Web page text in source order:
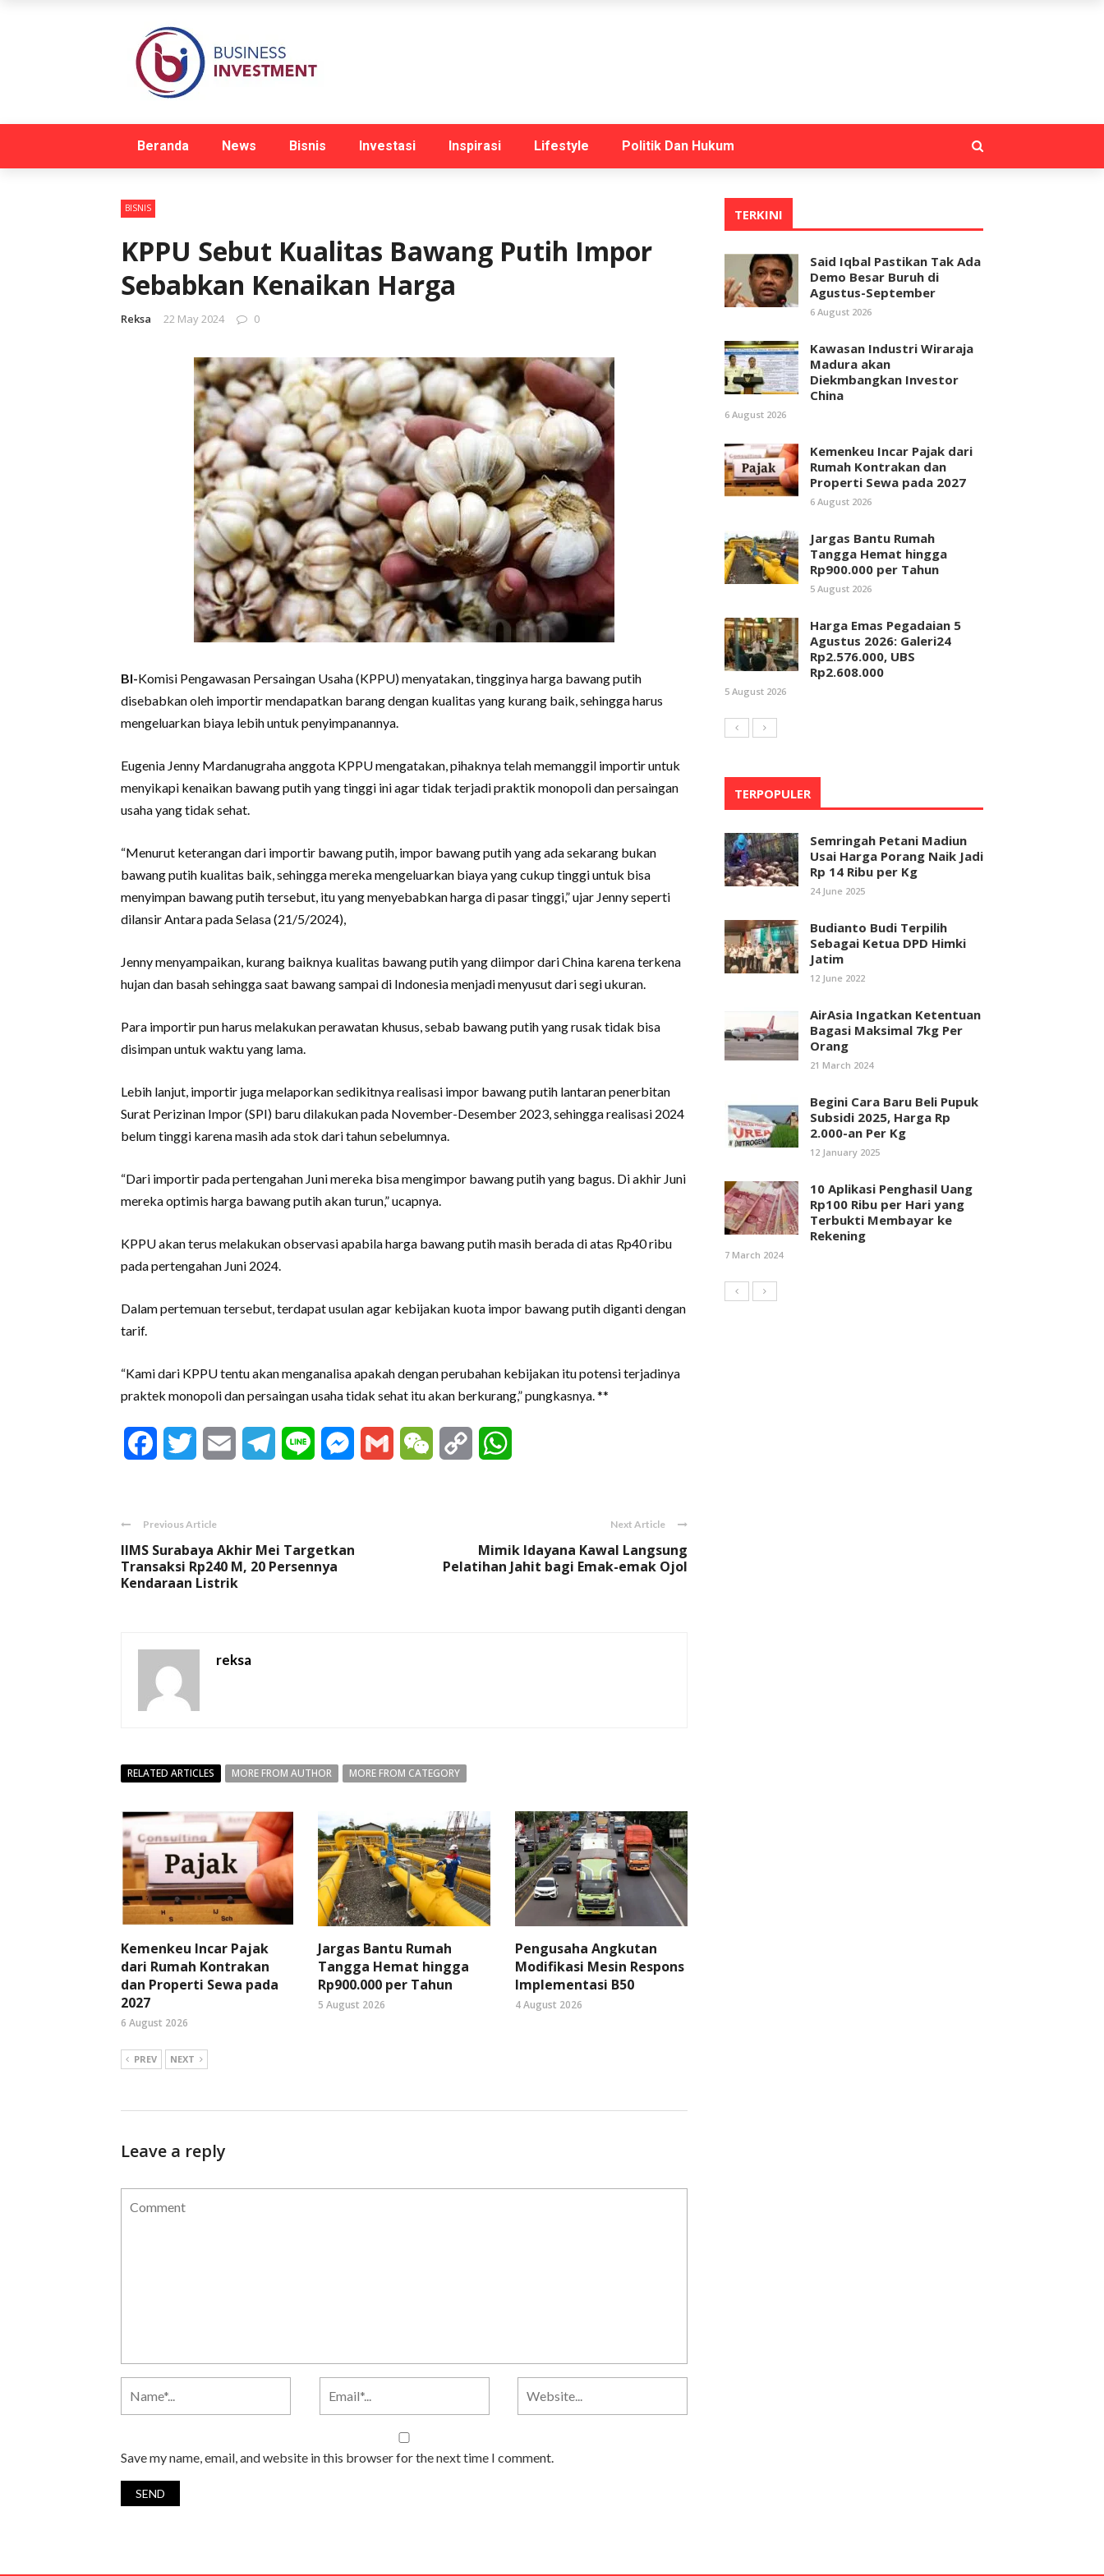
Beranda News Bisnis Investasi Inspirasi Lifestyle Politik Dan Hukum
BISNIS
KPPU Sebut Kualitas Bawang Putih Impor
Sebabkan Kenaikan Harga
Reksa 22 May 2024 0
BI-Komisi Pengawasan Persaingan Usaha (KPPU) menyatakan, tingginya harga bawang putih
disebabkan oleh importir mendapatkan barang dengan kualitas yang kurang baik, sehingga harus
mengeluarkan biaya lebih untuk penyimpanannya.
Eugenia Jenny Mardanugraha anggota KPPU mengatakan, pihaknya telah memanggil importir untuk
menyikapi kenaikan bawang putih yang tinggi ini agar tidak terjadi praktik monopoli dan persaingan
usaha yang tidak sehat.
“Menurut keterangan dari importir bawang putih, impor bawang putih yang ada sekarang bukan
bawang putih kualitas baik, sehingga mereka mengeluarkan biaya yang cukup tinggi untuk bisa
menyimpan bawang putih tersebut, itu yang menyebabkan harga di pasar tinggi,” ujar Jenny seperti
dilansir Antara pada Selasa (21/5/2024),
Jenny menyampaikan, kurang baiknya kualitas bawang putih yang diimpor dari China karena terkena
hujan dan basah sehingga saat bawang sampai di Indonesia menjadi menyusut dari segi ukuran.
Para importir pun harus melakukan perawatan khusus, sebab bawang putih yang rusak tidak bisa
disimpan untuk waktu yang lama.
Lebih lanjut, importir juga melaporkan sedikitnya realisasi impor bawang putih lantaran penerbitan
Surat Perizinan Impor (SPI) baru dilakukan pada November-Desember 2023, sehingga realisasi 2024
belum tinggi karena masih ada stok dari tahun sebelumnya.
“Dari importir pada pertengahan Juni mereka bisa mengimpor bawang putih yang bagus. Di akhir Juni
mereka optimis harga bawang putih akan turun,” ucapnya.
KPPU akan terus melakukan observasi apabila harga bawang putih masih berada di atas Rp40 ribu
pada pertengahan Juni 2024.
Dalam pertemuan tersebut, terdapat usulan agar kebijakan kuota impor bawang putih diganti dengan
tarif.
“Kami dari KPPU tentu akan menganalisa apakah dengan perubahan kebijakan itu potensi terjadinya
praktek monopoli dan persaingan usaha tidak sehat itu akan berkurang,” pungkasnya. **
FacebookTwitter Email Telegram
Line Messenger
Gmail WeChat Copy
Previous Article
IIMS Surabaya Akhir Mei Targetkan
Transaksi Rp240 M, 20 Persennya
Kendaraan Listrik
Next Article
Mimik Idayana Kawal Langsung
Pelatihan Jahit bagi Emak-emak Ojol
reksa
RELATED ARTICLES MORE FROM AUTHOR MORE FROM CATEGORY
Kemenkeu Incar Pajak
dari Rumah Kontrakan
dan Properti Sewa pada
2027
6 August 2026
Jargas Bantu Rumah
Tangga Hemat hingga
Rp900.000 per Tahun
5 August 2026
Pengusaha Angkutan
Modifikasi Mesin Respons
Implementasi B50
4 August 2026
PREV NEXT
Leave a reply
Save my name, email, and website in this browser for the next time I comment.
TERKINI
Said Iqbal Pastikan Tak Ada
Demo Besar Buruh di
Agustus-September
6 August 2026
Kawasan Industri Wiraraja
Madura akan
Diekmbangkan Investor
China
6 August 2026
Kemenkeu Incar Pajak dari
Rumah Kontrakan dan
Properti Sewa pada 2027
6 August 2026
Jargas Bantu Rumah
Tangga Hemat hingga
Rp900.000 per Tahun
5 August 2026
Harga Emas Pegadaian 5
Agustus 2026: Galeri24
Rp2.576.000, UBS
Rp2.608.000
5 August 2026
TERPOPULER
Semringah Petani Madiun
Usai Harga Porang Naik Jadi
Rp 14 Ribu per Kg
24 June 2025
Budianto Budi Terpilih
Sebagai Ketua DPD Himki
Jatim
12 June 2022
AirAsia Ingatkan Ketentuan
Bagasi Maksimal 7kg Per
Orang
21 March 2024
Begini Cara Baru Beli Pupuk
Subsidi 2025, Harga Rp
2.000-an Per Kg
12 January 2025
10 Aplikasi Penghasil Uang
Rp100 Ribu per Hari yang
Terbukti Membayar ke
Rekening
7 March 2024